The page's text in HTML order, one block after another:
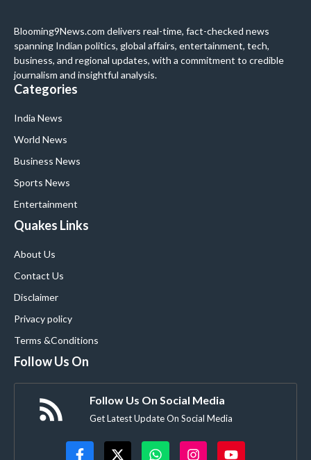
Blooming9News.com delivers real-time, fact-checked news
spanning Indian politics, global affairs, entertainment, tech,
business, and regional updates, with a commitment to credible
journalism and insightful analysis.
Categories
India News
World News
Business News
Sports News
Entertainment
Quakes Links
About Us
Contact Us
Disclaimer
Privacy policy
Terms &Conditions
Follow Us On
Follow Us On Social Media
Get Latest Update On Social Media